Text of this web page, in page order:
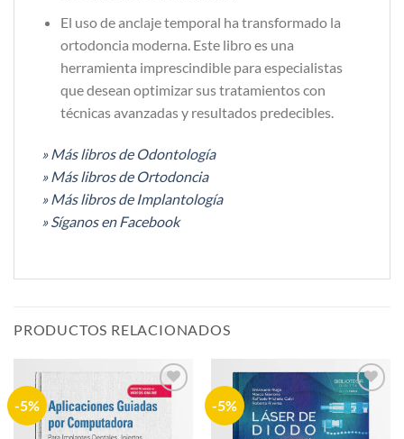
El uso de anclaje temporal ha transformado la
ortodoncia moderna. Este libro es una
herramienta imprescindible para especialistas
que desean optimizar sus tratamientos con
técnicas avanzadas y resultados predecibles.
» Más libros de Odontología
» Más libros de Ortodoncia
» Más libros de Implantología
» Síganos en Facebook
PRODUCTOS RELACIONADOS
-5%
Añadir
-5%
Añadir
a la
lista de